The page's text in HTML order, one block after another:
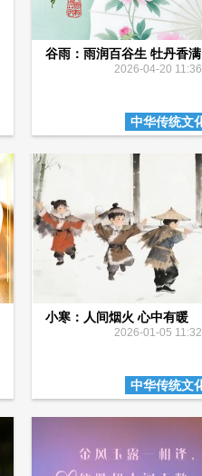
谷雨：雨润百谷生 牡丹香
2026-04-20
中华传统文
小寒：人间烟火 心中有暖
2026-01-05
中华传统文